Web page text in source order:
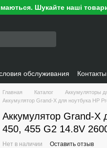
Шукайте наші
обслуживания Контакты
Главная Каталог
Аккумуляторы
Аккумулятор Grand-X для ноутбука HP
Аккумулятор Grand-X
450, 455 G2 14.8V
Нет в наличии Оставить отзыв